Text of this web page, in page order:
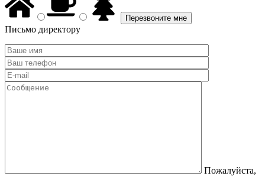
Письмо директору
Пожалуйста,